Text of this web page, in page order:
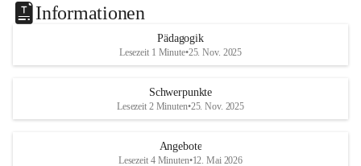
Informationen
Pädagogik
Lesezeit 1 Minute•25. Nov. 2025
Schwerpunkte
Lesezeit 2 Minuten•25. Nov. 2025
Angebote
Lesezeit 4 Minuten•12. Mai 2026